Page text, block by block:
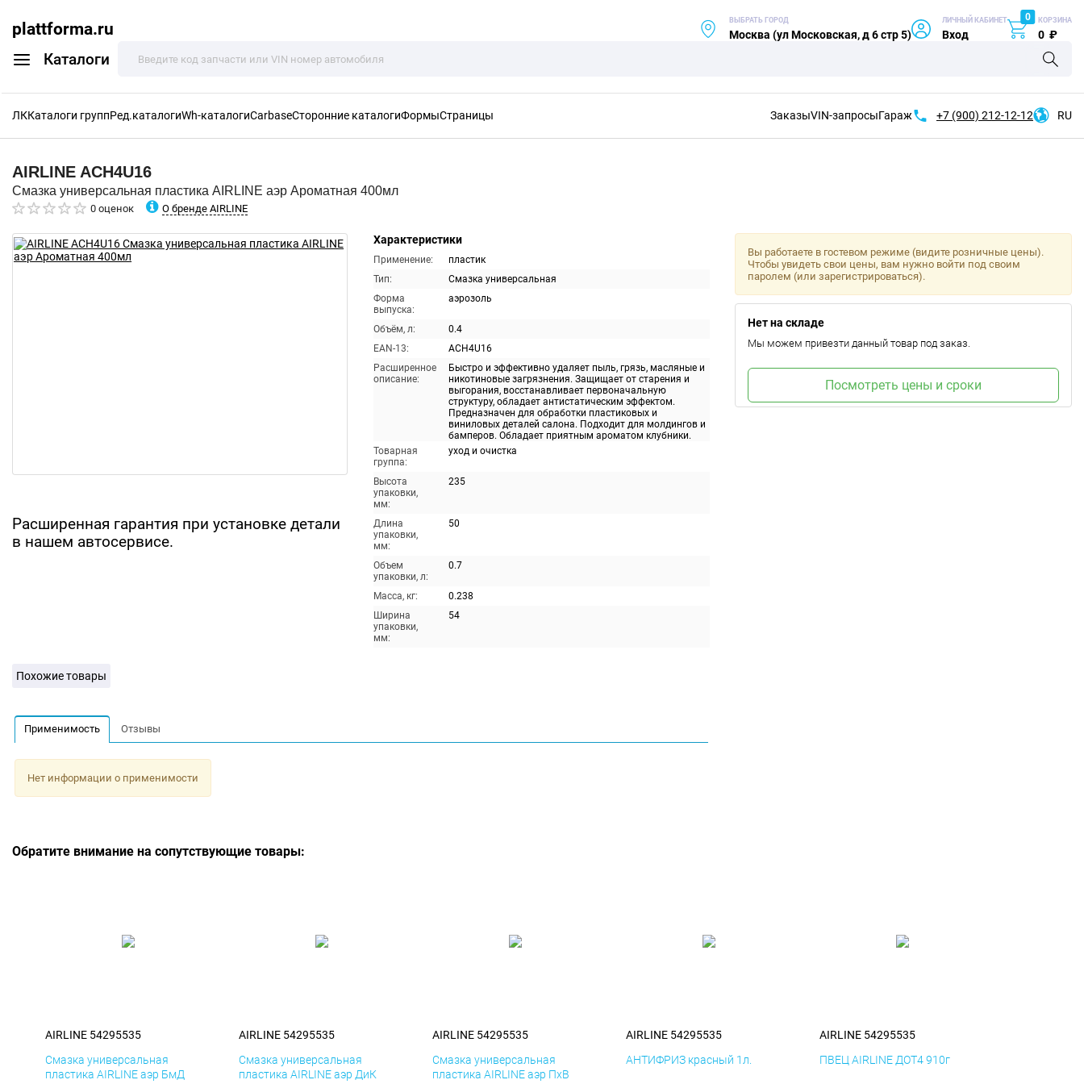
plattforma.ru
Каталоги
ВЫБРАТЬ ГОРОД
Москва (ул Московская, д 6 стр 5)
ЛИЧНЫЙ КАБИНЕТ
Вход
0 КОРЗИНА
0 ₽
ЛККаталоги группРед.каталогиWh-каталогиCarbaseСторонние каталогиФормыСтраницы ЗаказыVIN-запросыГараж +7 (900) 212-12-12 RU
AIRLINE ACH4U16
Смазка универсальная пластика AIRLINE аэр Ароматная 400мл
0 оценок О бренде AIRLINE
Расширенная гарантия при установке детали
в нашем автосервисе.
Характеристики
Применение:
пластик
Тип:
Смазка универсальная
Форма
выпуска:
аэрозоль
Объём, л:
0.4
EAN-13:
ACH4U16
Расширенное
описание:
Быстро и эффективно удаляет пыль, грязь, масляные и
никотиновые загрязнения. Защищает от старения и
выгорания, восстанавливает первоначальную
структуру, обладает антистатическим эффектом.
Предназначен для обработки пластиковых и
виниловых деталей салона. Подходит для молдингов и
бамперов. Обладает приятным ароматом клубники.
Товарная
группа:
уход и очистка
Высота
упаковки,
мм:
235
Длина
упаковки,
мм:
50
Объем
упаковки, л:
0.7
Масса, кг:
0.238
Ширина
упаковки,
мм:
54
Вы работаете в гостевом режиме (видите розничные цены).
Чтобы увидеть свои цены, вам нужно войти под своим
паролем (или зарегистрироваться).
Нет на складе
Мы можем привезти данный товар под заказ.
Посмотреть цены и сроки
Похожие товары
Применимость Отзывы
Нет информации о применимости
Обратите внимание на сопутствующие товары:
AIRLINE 54295535
Смазка универсальная
пластика AIRLINE аэр БмД
AIRLINE 54295535
Смазка универсальная
пластика AIRLINE аэр ДиК
AIRLINE 54295535
Смазка универсальная
пластика AIRLINE аэр ПхВ
AIRLINE 54295535
АНТИФРИЗ красный 1л.
AIRLINE 54295535
ПВЕЦ AIRLINE ДОТ4 910г